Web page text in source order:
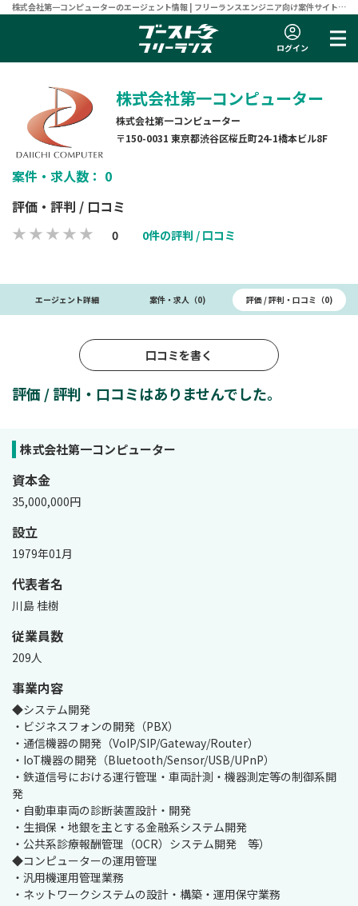
株式会社第一コンピューターのエージェント情報 | フリーランスエンジニア向け案件サイト
ログイン
株式会社第一コンピューター
株式会社第一コンピューター
〒150-0031 東京都渋谷区桜丘町24-1橋本ビル8F
案件・求人数： 0
評価・評判 / 口コミ
0 0件の評判 / 口コミ
エージェント詳細 案件・求人（0) 評価 / 評判・口コミ（0)
口コミを書く
評価 / 評判・口コミはありませんでした。
株式会社第一コンピューター
資本金
35,000,000円
設立
1979年01月
代表者名
川島 桂樹
従業員数
209人
事業内容
◆システム開発
・ビジネスフォンの開発（PBX）
・通信機器の開発（VoIP/SIP/Gateway/Router）
・IoT機器の開発（Bluetooth/Sensor/USB/UPnP）
・鉄道信号における運行管理・車両計測・機器測定等の制御系開
発
・自動車車両の診断装置設計・開発
・生損保・地銀を主とする金融系システム開発
・公共系診療報酬管理（OCR）システム開発　等）
◆コンピューターの運用管理
・汎用機運用管理業務
・ネットワークシステムの設計・構築・運用保守業務